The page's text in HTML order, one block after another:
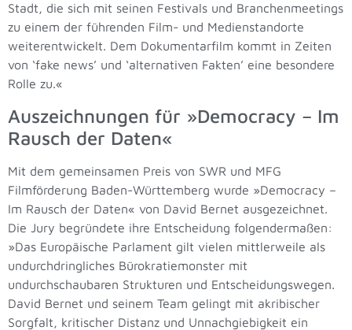
Stadt, die sich mit seinen Festivals und Branchenmeetings
zu einem der führenden Film- und Medienstandorte
weiterentwickelt. Dem Dokumentarfilm kommt in Zeiten
von ‘fake news’ und ‘alternativen Fakten’ eine besondere
Rolle zu.«
Auszeichnungen für »Democracy – Im
Rausch der Daten«
Mit dem gemeinsamen Preis von SWR und MFG
Filmförderung Baden-Württemberg wurde »Democracy –
Im Rausch der Daten« von David Bernet ausgezeichnet.
Die Jury begründete ihre Entscheidung folgendermaßen:
»Das Europäische Parlament gilt vielen mittlerweile als
undurchdringliches Bürokratiemonster mit
undurchschaubaren Strukturen und Entscheidungswegen.
David Bernet und seinem Team gelingt mit akribischer
Sorgfalt, kritischer Distanz und Unnachgiebigkeit ein